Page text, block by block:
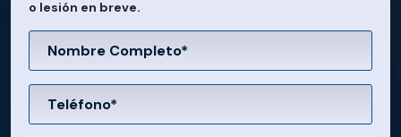
o lesión en breve.